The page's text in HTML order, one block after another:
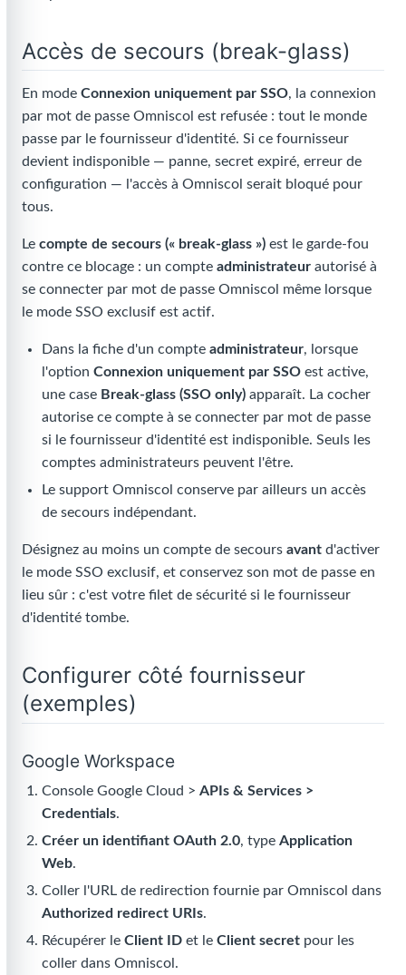
Accès de secours (break-glass)
En mode Connexion uniquement par SSO, la connexion
par mot de passe Omniscol est refusée : tout le monde
passe par le fournisseur d'identité. Si ce fournisseur
devient indisponible — panne, secret expiré, erreur de
configuration — l'accès à Omniscol serait bloqué pour
tous.
Le compte de secours (« break-glass ») est le garde-fou
contre ce blocage : un compte administrateur autorisé à
se connecter par mot de passe Omniscol même lorsque
le mode SSO exclusif est actif.
Dans la fiche d'un compteadministrateur, lorsque
l'optionConnexion uniquement par SSO est active,
une case Break-glass (SSO only) apparaît. La cocher
autorise ce compte à se connecter par mot de passe
si le fournisseur d'identité est indisponible. Seuls les
comptes administrateurs peuvent l'être.
Le support Omniscol conserve par ailleurs un accès
de secours indépendant.
Désignez au moins un compte de secours avant d'activer
le mode SSO exclusif, et conservez son mot de passe en
lieu sûr : c'est votre filet de sécurité si le fournisseur
d'identité tombe.
Configurer côté fournisseur
(exemples)
Google Workspace
Console Google Cloud >APIs & Services >
Credentials.
Créer un identifiant OAuth 2.0, typeApplication
Web.
Coller l'URL de redirection fournie par Omniscol dans
Authorized redirect URIs.
Récupérer leClient ID et leClient secret pour les
coller dans Omniscol.